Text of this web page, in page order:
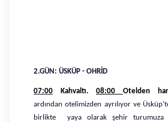
2.GÜN: ÜSKÜP - OHRİD
07:00 Kahvaltı. 08:00 Otelden
ardından otelimizden ayrılıyor ve
birlikte yaya olarak şehir turumuza